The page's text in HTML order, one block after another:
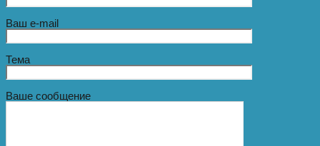
Ваш e-mail
Тема
Ваше сообщение